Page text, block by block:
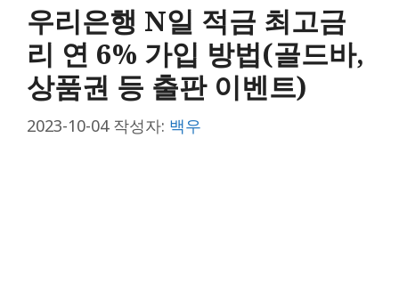
우리은행 N일 적금 최고금
리 연 6% 가입 방법(골드바,
상품권 등 출판 이벤트)
2023-10-04 작성자: 백우